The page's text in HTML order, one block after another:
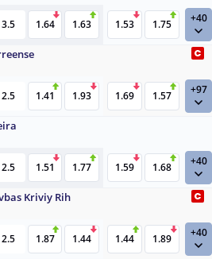
3.5 1.64 1.63 1.53 1.75 +40
2.5 1.41 1.93 1.69 1.57 +97
2.5 1.51 1.77 1.59 1.68 +40
Kriviy Rih
2.5 1.87 1.44 1.44 1.89 +40